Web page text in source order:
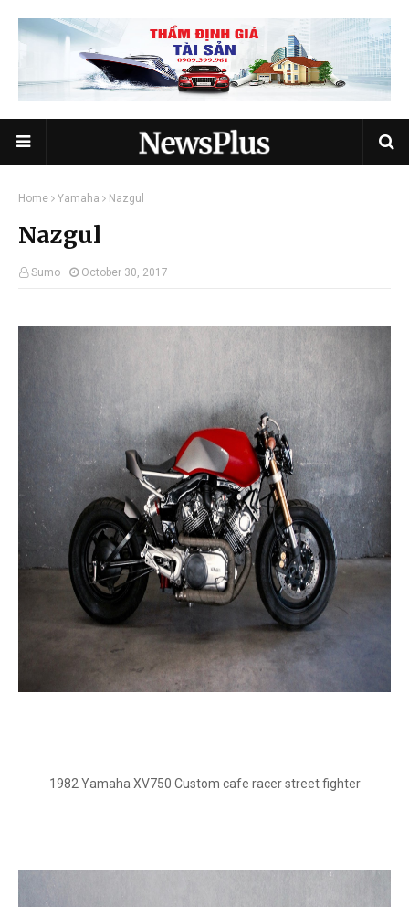
Home Yamaha Nazgul
Nazgul
Sumo October 30, 2017
1982 Yamaha XV750 Custom cafe racer street fighter